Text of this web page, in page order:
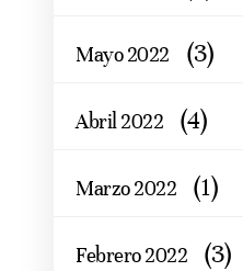
Mayo 2022 (3)
Abril 2022 (4)
Marzo 2022 (1)
Febrero 2022 (3)